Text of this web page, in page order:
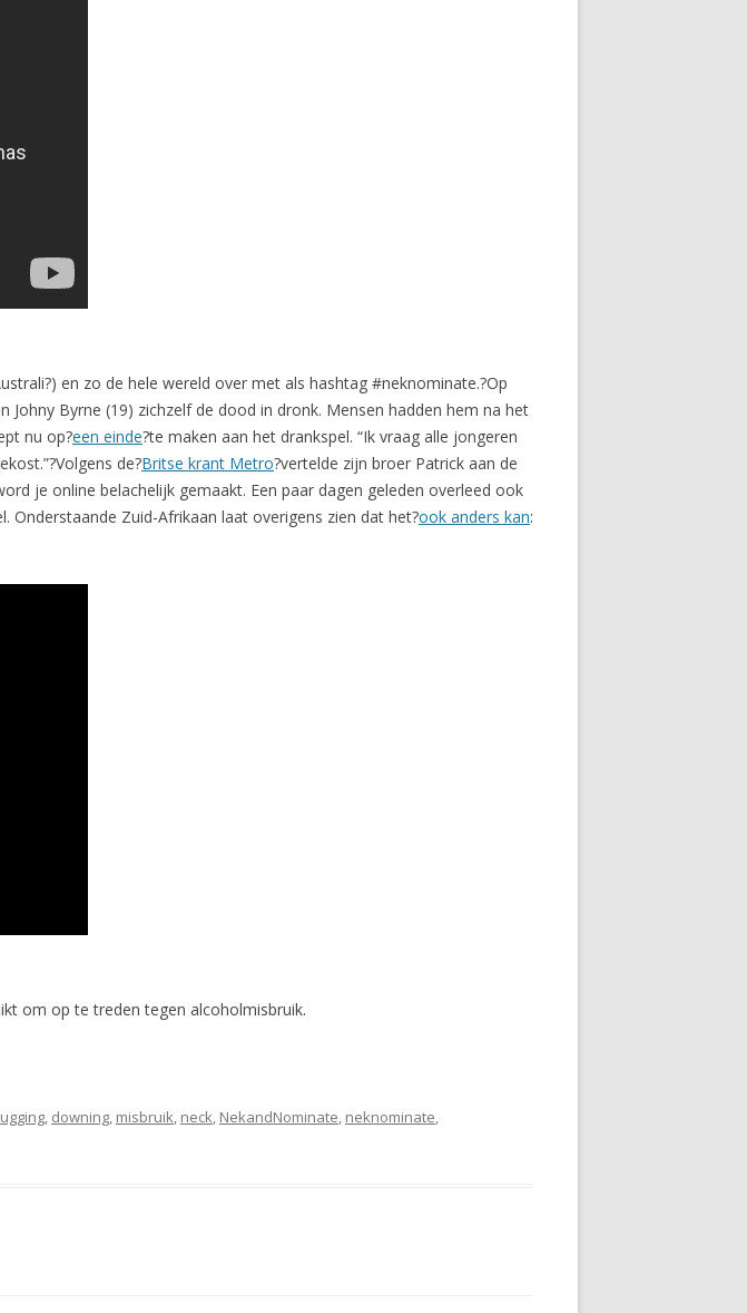
en zo de hele wereld over met als hashtag #neknominate.?Op
Byrne (19) zichzelf de dood in dronk. Mensen hadden hem na het
nu op?een einde?te maken aan het drankspel. “Ik vraag alle jongeren
de?Britse krant Metro?vertelde zijn broer Patrick aan de
je online belachelijk gemaakt. Een paar dagen geleden overleed ook
Zuid-Afrikaan laat overigens zien dat het?ook anders kan:
om op te treden tegen alcoholmisbruik.
, downing, misbruik, neck, NekandNominate, neknominate,